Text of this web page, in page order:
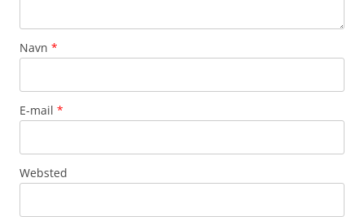
Navn *
E-mail *
Websted